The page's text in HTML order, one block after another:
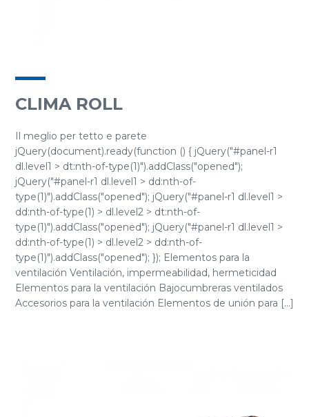
CLIMA ROLL
Il meglio per tetto e parete
jQuery(document).ready(function () { jQuery("#panel-r1
dl.level1 > dt:nth-of-type(1)").addClass("opened");
jQuery("#panel-r1 dl.level1 > dd:nth-of-
type(1)").addClass("opened"); jQuery("#panel-r1 dl.level1 >
dd:nth-of-type(1) > dl.level2 > dt:nth-of-
type(1)").addClass("opened"); jQuery("#panel-r1 dl.level1 >
dd:nth-of-type(1) > dl.level2 > dd:nth-of-
type(1)").addClass("opened"); }); Elementos para la
ventilación Ventilación, impermeabilidad, hermeticidad
Elementos para la ventilación Bajocumbreras ventilados
Accesorios para la ventilación Elementos de unión para [...]